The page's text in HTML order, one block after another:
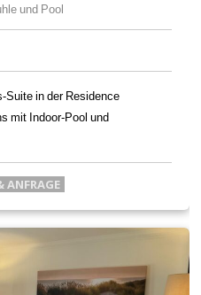
und Pool
Suite in der Residence
mit Indoor-Pool und
ANFRAGE